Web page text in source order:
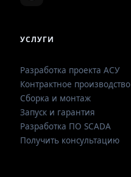
УСЛУГИ
Разработка проекта АСУ
Контрактное производство
Сборка и монтаж
Запуск и гарантия
Разработка ПО SCADA
Получить консультацию